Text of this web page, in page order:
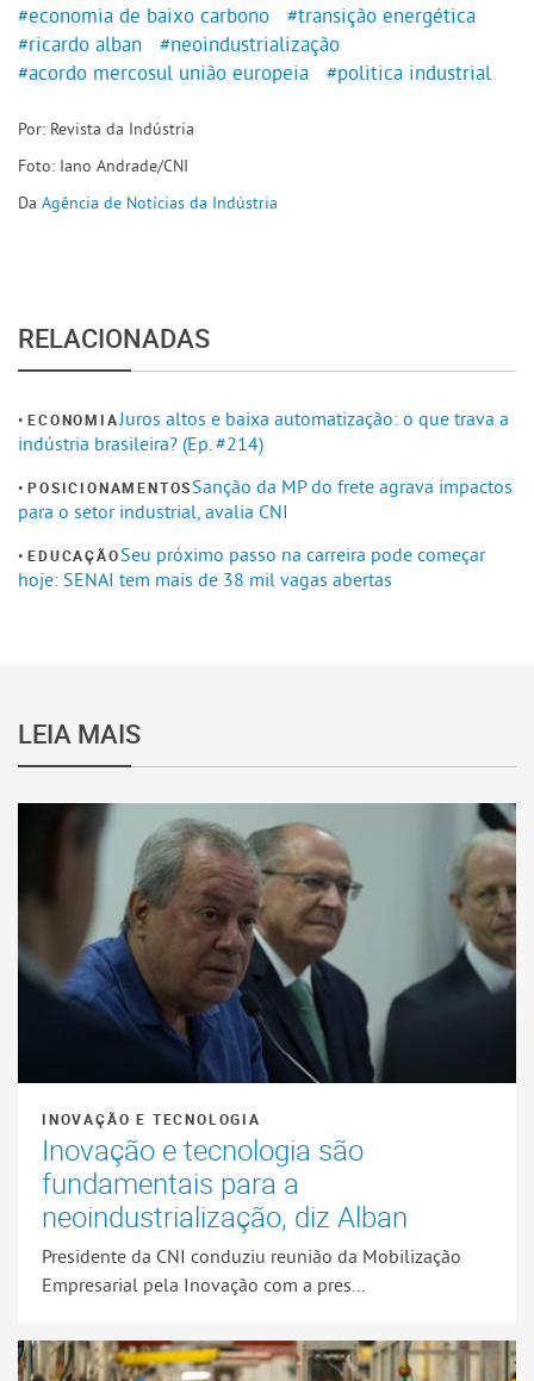
#economia de baixo carbono
#transição energética
#ricardo alban
#neoindustrialização
#acordo mercosul união europeia
#politica industrial
Por: Revista da Indústria
Foto: Iano Andrade/CNI
Da Agência de Notícias da Indústria
RELACIONADAS
ECONOMIAJuros altos e baixa automatização: o que trava a
indústria brasileira? (Ep. #214)
POSICIONAMENTOSSanção da MP do frete agrava impactos
para o setor industrial, avalia CNI
EDUCAÇÃOSeu próximo passo na carreira pode começar
hoje: SENAI tem mais de 38 mil vagas abertas
LEIA MAIS
INOVAÇÃO E TECNOLOGIA
Inovação e tecnologia são
fundamentais para a
neoindustrialização, diz Alban
Presidente da CNI conduziu reunião da Mobilização
Empresarial pela Inovação com a pres...